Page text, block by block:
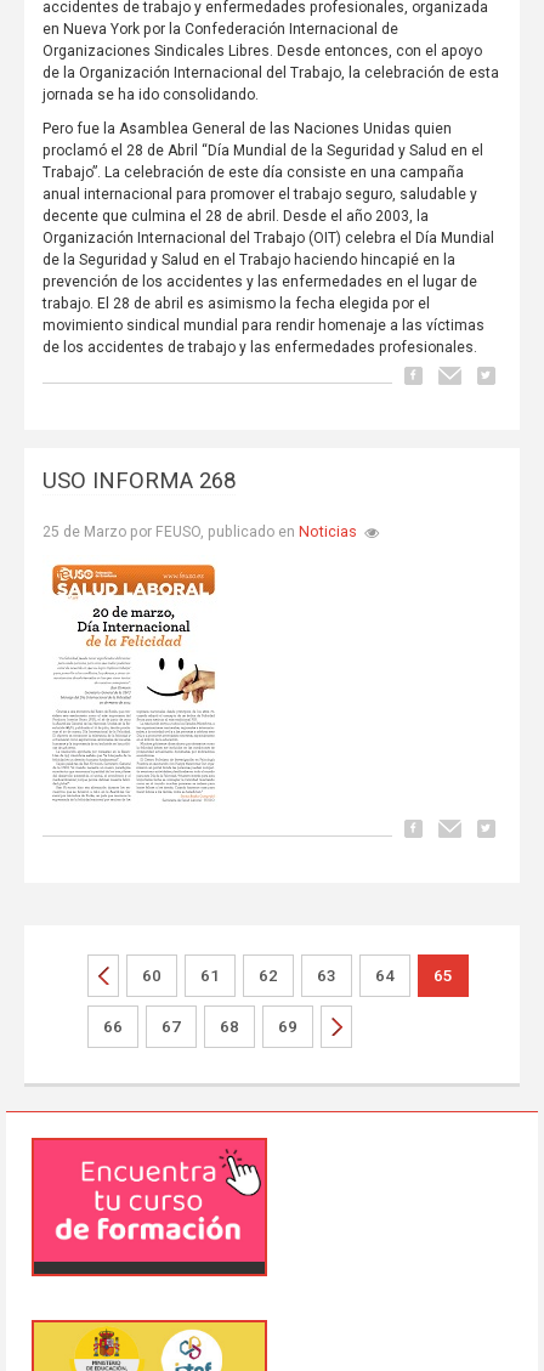
accidentes de trabajo y enfermedades profesionales, organizada
en Nueva York por la Confederación Internacional de
Organizaciones Sindicales Libres. Desde entonces, con el apoyo
de la Organización Internacional del Trabajo, la celebración de esta
jornada se ha ido consolidando.
Pero fue la Asamblea General de las Naciones Unidas quien
proclamó el 28 de Abril “Día Mundial de la Seguridad y Salud en el
Trabajo”. La celebración de este día consiste en una campaña
anual internacional para promover el trabajo seguro, saludable y
decente que culmina el 28 de abril. Desde el año 2003, la
Organización Internacional del Trabajo (OIT) celebra el Día Mundial
de la Seguridad y Salud en el Trabajo haciendo hincapié en la
prevención de los accidentes y las enfermedades en el lugar de
trabajo. El 28 de abril es asimismo la fecha elegida por el
movimiento sindical mundial para rendir homenaje a las víctimas
de los accidentes de trabajo y las enfermedades profesionales.
USO INFORMA 268
25 de Marzo por FEUSO, publicado en Noticias
60 61 62 63 64 65
66 67 68 69